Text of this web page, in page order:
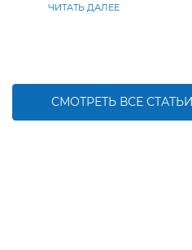
ЧИТАТЬ ДАЛЕЕ
СМОТРЕТЬ ВСЕ СТАТЬИ